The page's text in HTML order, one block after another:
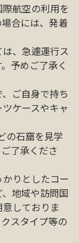
航空の利用を
合には、発着
、急遽運行ス
予めご了承く
ご自身で持ち
ケースやキャ
の石窟を見学
了承くださ
りとしたコー
地域や訪問国
しておりま
スタイプ等の